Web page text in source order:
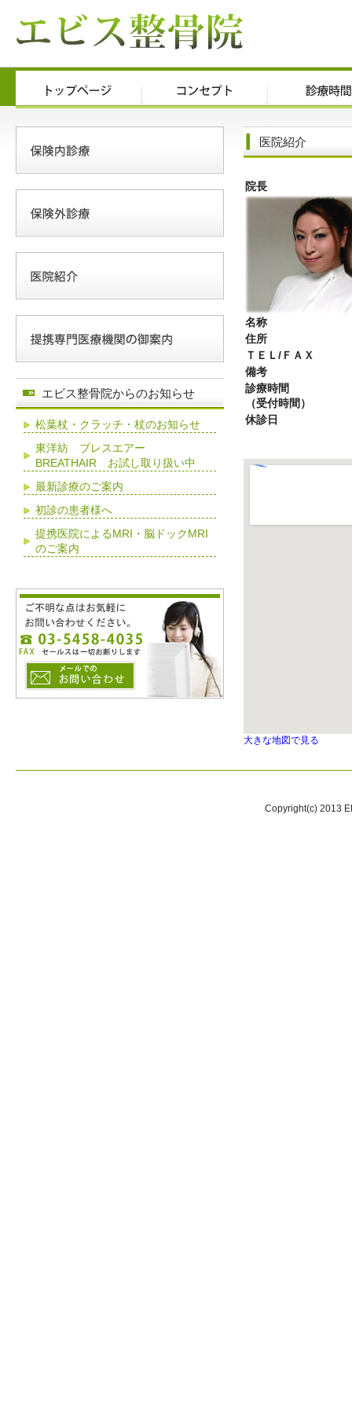
医院紹介
院長
名称
住所
ＴＥＬ/ＦＡＸ
備考
診療時間
（受付時間）
休診日
大きな地図で見る
エビス整骨院からのお知らせ
松葉杖・クラッチ・杖のお知らせ
東洋紡 ブレスエアー
BREATHAIR お試し取り扱い中
最新診療のご案内
初診の患者様へ
提携医院によるMRI・脳ドックMRI
のご案内
Copyright(c) 2013